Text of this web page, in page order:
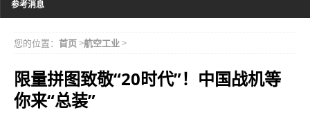
参考消息
您的位置： 首页>航空工业>
限量拼图致敬“20时代”！中国战机等
你来“总装”